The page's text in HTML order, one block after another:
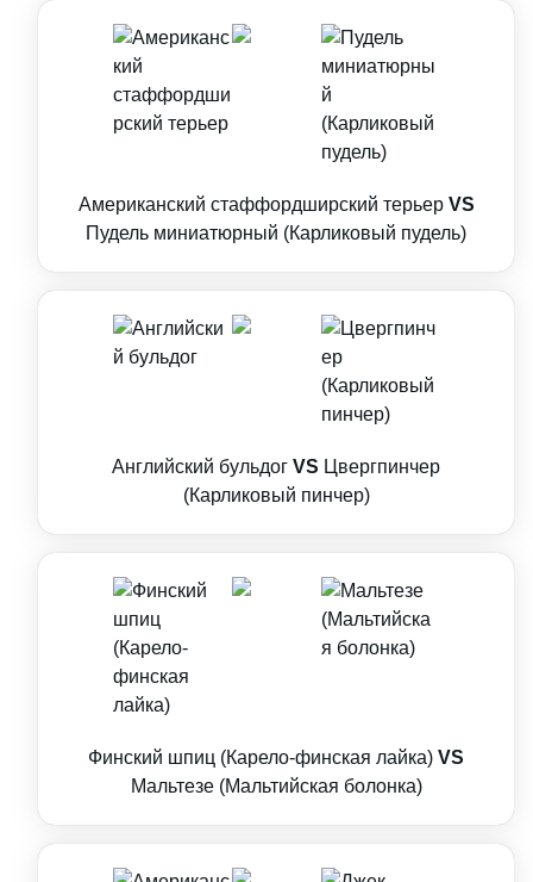
Американский стаффордширский терьер VS
Пудель миниатюрный (Карликовый пудель)
Английский бульдог VS Цвергпинчер
(Карликовый пинчер)
Финский шпиц (Карело-финская лайка) VS
Мальтезе (Мальтийская болонка)